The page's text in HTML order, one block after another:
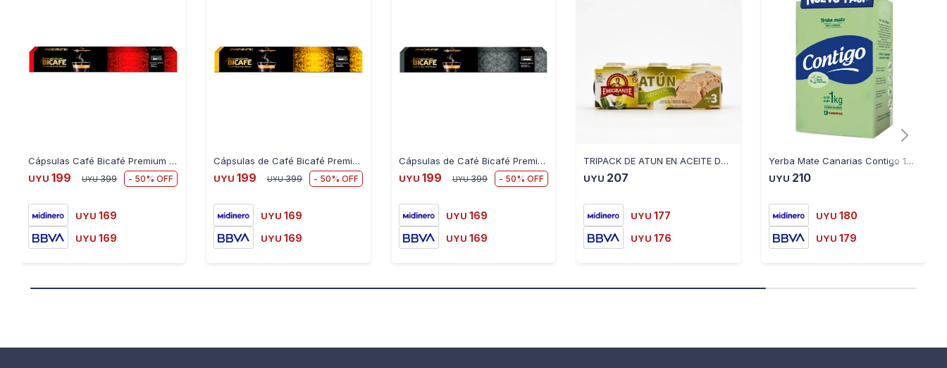
Cápsulas Café Bicafé Premium Descafeinado Nespresso X10
UYU 199 UYU 399 50
UYU 169
UYU 169
Cápsulas de Café Bicafé Premium Gold Nespresso X10
UYU 199 UYU 399 50
UYU 169
UYU 169
Cápsulas de Café Bicafé Premium Ristretto Nespresso X10
UYU 199 UYU 399 50
UYU 169
UYU 169
TRIPACK DE ATUN EN ACEITE DE OLIVA EMIGRANTE -80 GRS
UYU 207
UYU 177
UYU 176
Yerba Mate Canarias Contigo 1KG
UYU 210
UYU 180
UYU 179